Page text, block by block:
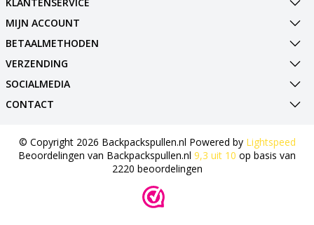
MIJN ACCOUNT
BETAALMETHODEN
VERZENDING
SOCIALMEDIA
CONTACT
© Copyright 2026 Backpackspullen.nl Powered by Lightspeed
Beoordelingen van Backpackspullen.nl 9,3 uit 10 op basis van
2220 beoordelingen